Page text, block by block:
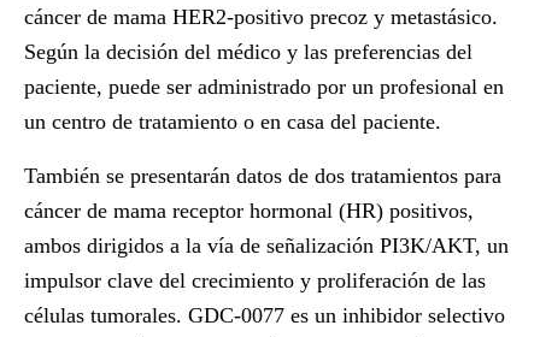
cáncer de mama HER2-positivo precoz y metastásico.
Según la decisión del médico y las preferencias del
paciente, puede ser administrado por un profesional en
un centro de tratamiento o en casa del paciente.
También se presentarán datos de dos tratamientos para
cáncer de mama receptor hormonal (HR) positivos,
ambos dirigidos a la vía de señalización PI3K/AKT, un
impulsor clave del crecimiento y proliferación de las
células tumorales. GDC-0077 es un inhibidor selectivo